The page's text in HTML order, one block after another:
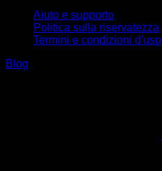
Aiuto e supporto
Politica sulla riservatezza
Termini e condizioni d'uso
Blog